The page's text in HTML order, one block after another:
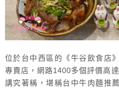
位於台中西區的《牛谷飲食店
專賣店，網路1400多個評價高
講究著稱，堪稱台中牛肉麵推